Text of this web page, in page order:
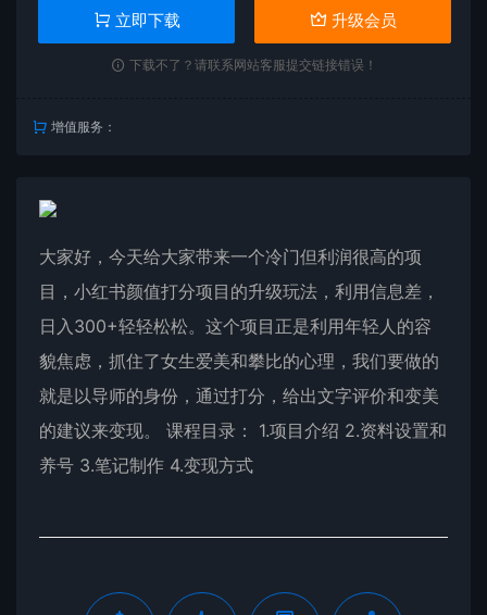
立即下载 升级会员
下载不了？请联系网站客服提交链接错误！
增值服务：
大家好，今天给大家带来一个冷门但利润很高的项
目，小红书颜值打分项目的升级玩法，利用信息差，
日入300+轻轻松松。这个项目正是利用年轻人的容
貌焦虑，抓住了女生爱美和攀比的心理，我们要做的
就是以导师的身份，通过打分，给出文字评价和变美
的建议来变现。 课程目录： 1.项目介绍 2.资料设置和
养号 3.笔记制作 4.变现方式